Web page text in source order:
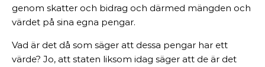
genom skatter och bidrag och därmed mängden och
värdet på sina egna pengar.
Vad är det då som säger att dessa pengar har ett
värde? Jo, att staten liksom idag säger att de är det